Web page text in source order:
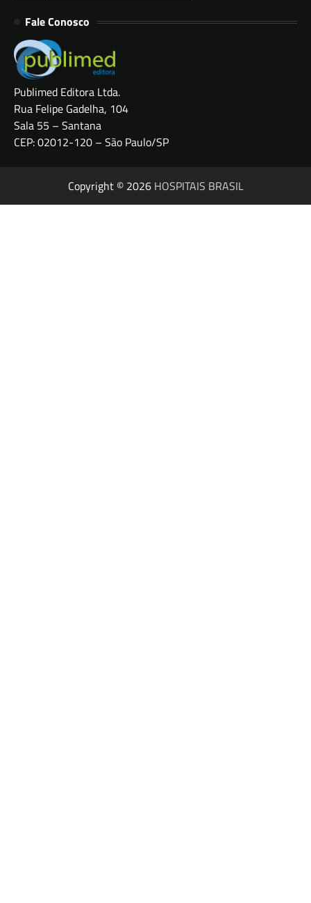
Fale Conosco
Publimed Editora Ltda.
Rua Felipe Gadelha, 104
Sala 55 – Santana
CEP: 02012-120 – São Paulo/SP
Copyright © 2026 HOSPITAIS BRASIL